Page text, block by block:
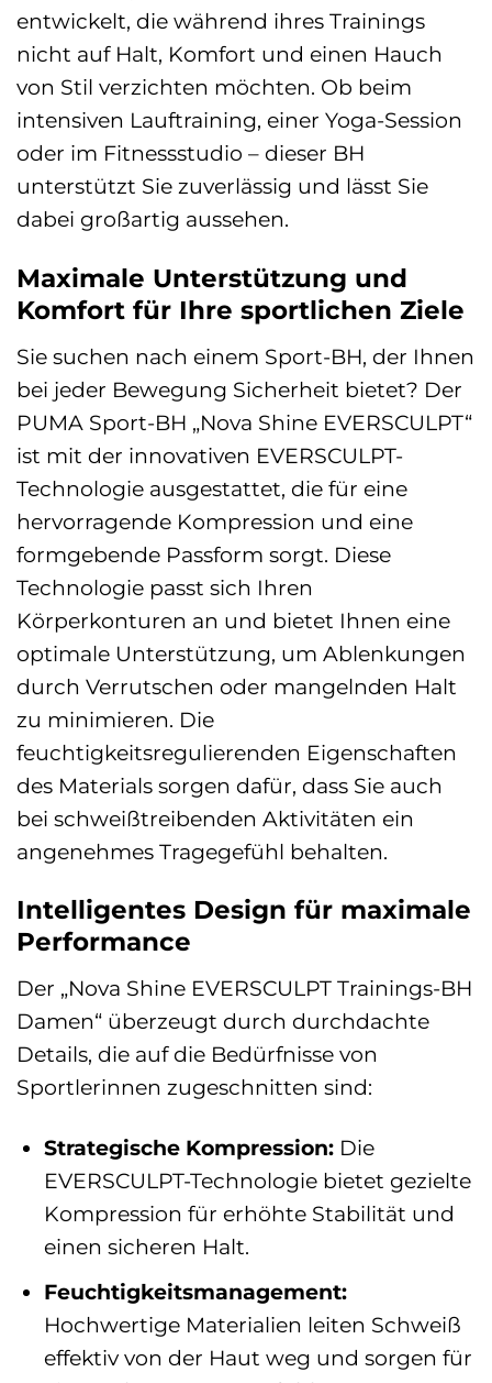
entwickelt, die während ihres Trainings
nicht auf Halt, Komfort und einen Hauch
von Stil verzichten möchten. Ob beim
intensiven Lauftraining, einer Yoga-Session
oder im Fitnessstudio – dieser BH
unterstützt Sie zuverlässig und lässt Sie
dabei großartig aussehen.
Maximale Unterstützung und
Komfort für Ihre sportlichen Ziele
Sie suchen nach einem Sport-BH, der Ihnen
bei jeder Bewegung Sicherheit bietet? Der
PUMA Sport-BH „Nova Shine EVERSCULPT“
ist mit der innovativen EVERSCULPT-
Technologie ausgestattet, die für eine
hervorragende Kompression und eine
formgebende Passform sorgt. Diese
Technologie passt sich Ihren
Körperkonturen an und bietet Ihnen eine
optimale Unterstützung, um Ablenkungen
durch Verrutschen oder mangelnden Halt
zu minimieren. Die
feuchtigkeitsregulierenden Eigenschaften
des Materials sorgen dafür, dass Sie auch
bei schweißtreibenden Aktivitäten ein
angenehmes Tragegefühl behalten.
Intelligentes Design für maximale
Performance
Der „Nova Shine EVERSCULPT Trainings-BH
Damen“ überzeugt durch durchdachte
Details, die auf die Bedürfnisse von
Sportlerinnen zugeschnitten sind:
Strategische Kompression:Die
EVERSCULPT-Technologie bietet gezielte
Kompression für erhöhte Stabilität und
einen sicheren Halt.
Feuchtigkeitsmanagement:
Hochwertige Materialien leiten Schweiß
effektiv von der Haut weg und sorgen für